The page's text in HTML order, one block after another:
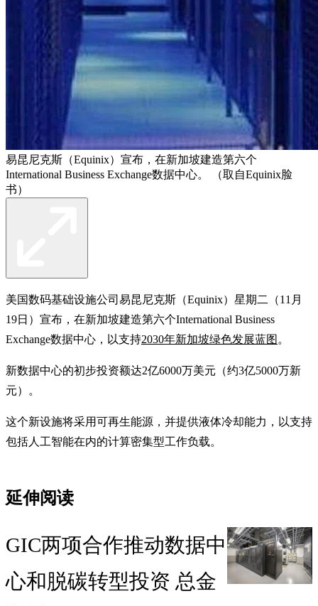
易昆尼克斯（Equinix）宣布，在新加坡建造第六个
International Business Exchange数据中心。 （取自Equinix脸
书）
美国数码基础设施公司易昆尼克斯（Equinix）星期二（11月
19日）宣布，在新加坡建造第六个International Business
Exchange数据中心，以支持2030年新加坡绿色发展蓝图 。
新数据中心的初步投资额达2亿6000万美元（约3亿5000万新
元）。
这个新设施将采用可再生能源，并提供液体冷却能力，以支持
包括人工智能在内的计算密集型工作负载。
延伸阅读
GIC两项合作推动数据中
心和脱碳转型投资 总金